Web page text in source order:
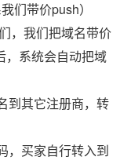
们带价push）
，我们把域名带价
，系统会自动把域
到其它注册商，转
，买家自行转入到